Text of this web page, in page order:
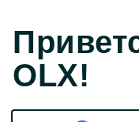
OLX!